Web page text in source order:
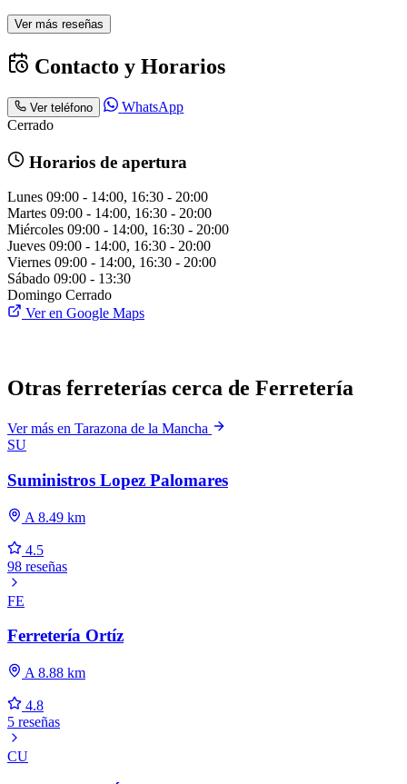
Ver más reseñas
Contacto y Horarios
Ver teléfono
WhatsApp
Cerrado
Horarios de apertura
Lunes 09:00 - 14:00, 16:30 - 20:00
Martes 09:00 - 14:00, 16:30 - 20:00
Miércoles 09:00 - 14:00, 16:30 - 20:00
Jueves 09:00 - 14:00, 16:30 - 20:00
Viernes 09:00 - 14:00, 16:30 - 20:00
Sábado 09:00 - 13:30
Domingo Cerrado
Ver en Google Maps
Otras ferreterías cerca de Ferretería
Ver más en Tarazona de la Mancha
SU
Suministros Lopez Palomares
A 8.49 km
4.5
98 reseñas
FE
Ferretería Ortíz
A 8.88 km
4.8
5 reseñas
CU